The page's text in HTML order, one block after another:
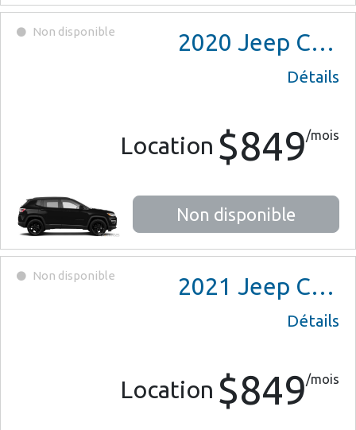
Non disponible 2020 Jeep Compass
Détails
Location $849/mois
Non disponible
Non disponible 2021 Jeep Compass
Détails
Location $849/mois